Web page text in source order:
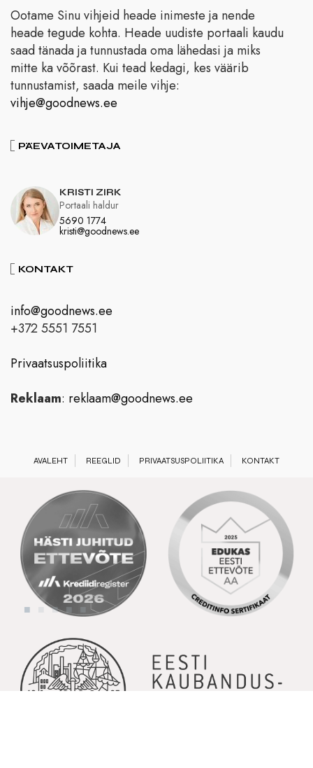
Ootame Sinu vihjeid heade inimeste ja nende
heade tegude kohta. Heade uudiste portaali kaudu
saad tänada ja tunnustada oma lähedasi ja miks
mitte ka võõrast. Kui tead kedagi, kes väärib
tunnustamist, saada meile vihje:
vihje@goodnews.ee
PÄEVATOIMETAJA
KRISTI ZIRK
5690 1774
kristi@goodnews.ee
Portaali haldur
KONTAKT
info@goodnews.ee
+372 5551 7551
Privaatsuspoliitika
Reklaam: reklaam@goodnews.ee
AVALEHT REEGLID PRIVAATSUSPOLIITIKA KONTAKT